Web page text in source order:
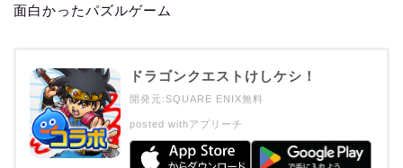
面白かったパズルゲーム
ドラゴンクエストけしケシ！
開発元:SQUARE ENIX無料
posted withアプリーチ